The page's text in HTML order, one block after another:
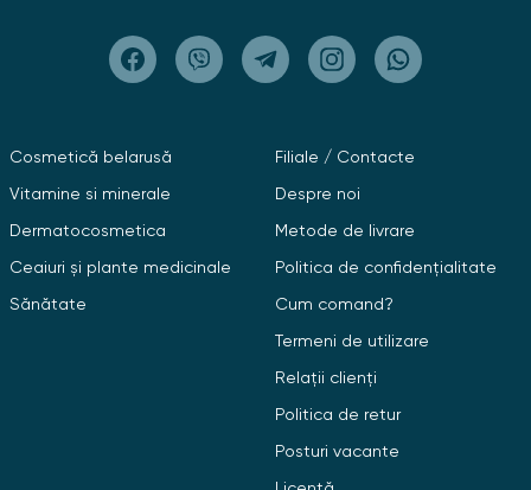
Cosmetică belarusă
Vitamine si minerale
Dermatocosmetica
Ceaiuri și plante medicinale
Sănătate
Filiale / Contacte
Despre noi
Metode de livrare
Politica de confidențialitate
Cum comand?
Termeni de utilizare
Relații clienți
Politica de retur
Posturi vacante